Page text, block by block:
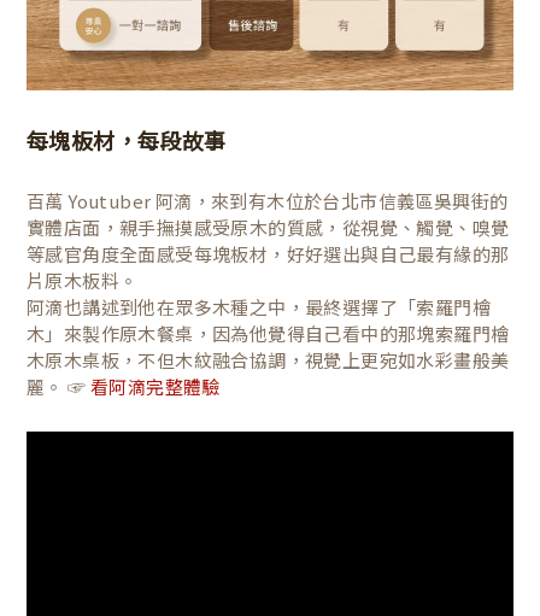
每塊板材，每段故事
百萬 Youtuber 阿滴，來到有木位於台北市信義區吳興街的
實體店面，親手撫摸感受原木的質感，從視覺、觸覺、嗅覺
等感官角度全面感受每塊板材，好好選出與自己最有緣的那
片原木板料。
阿滴也講述到他在眾多木種之中，最終選擇了「索羅門檜
木」來製作原木餐桌，因為他覺得自己看中的那塊索羅門檜
木原木桌板，不但木紋融合協調，視覺上更宛如水彩畫般美
麗。 ☞ 看阿滴完整體驗